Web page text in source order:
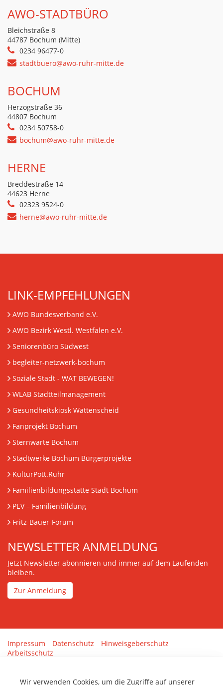
AWO-STADTBÜRO
Bleichstraße 8
44787 Bochum (Mitte)
0234 96477-0
stadtbuero@awo-ruhr-mitte.de
BOCHUM
Herzogstraße 36
44807 Bochum
0234 50758-0
bochum@awo-ruhr-mitte.de
HERNE
Breddestraße 14
44623 Herne
02323 9524-0
herne@awo-ruhr-mitte.de
LINK-EMPFEHLUNGEN
AWO Bundesverband e.V.
AWO Bezirk Westl. Westfalen e.V.
Seniorenbüro Südwest
begleiter-netzwerk-bochum
Soziale Stadt - WAT BEWEGEN!
WLAB Stadtteilmanagement
Gesundheitskiosk Wattenscheid
Fanprojekt Bochum
Sternwarte Bochum
Stadtwerke Bochum Bürgerprojekte
KulturPott.Ruhr
Familienbildungsstätte Stadt Bochum
PEV– Familienbildung
Fritz-Bauer-Forum
NEWSLETTER ANMELDUNG
Jetzt Newsletter abonnieren und immer auf dem Laufenden
bleiben.
Zur Anmeldung
Impressum Datenschutz
Hinweisgeberschutz
Arbeitsschutz
Wir verwenden Cookies, um die Zugriffe auf unserer